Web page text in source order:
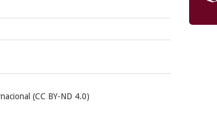
(CC BY-ND 4.0)